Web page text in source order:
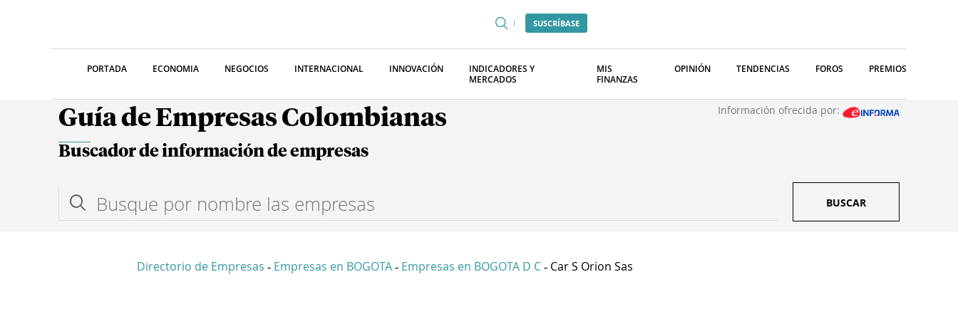
SUSCRÍBASE
PORTADA ECONOMIA NEGOCIOS INTERNACIONAL INNOVACIÓN
INDICADORES Y
MERCADOS
MIS
FINANZAS
OPINIÓN TENDENCIAS FOROS PREMIOS
Guía de Empresas Colombianas Información ofrecida por:
Buscador de información de empresas
BUSCAR
Directorio de Empresas - Empresas en BOGOTA - Empresas en BOGOTA D C - Car S Orion Sas